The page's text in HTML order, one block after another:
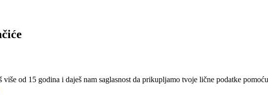
od 15 godina i daješ nam saglasnost da prikupljamo tvoje lične podatke